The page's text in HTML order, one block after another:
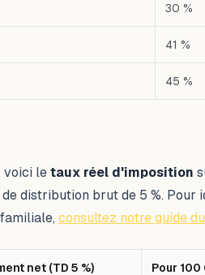
30 %
41 %
45 %
voici letaux réel d'imposition
distribution brut de 5 %. Pour
consultez notre guide
net (TD 5 %) Pour